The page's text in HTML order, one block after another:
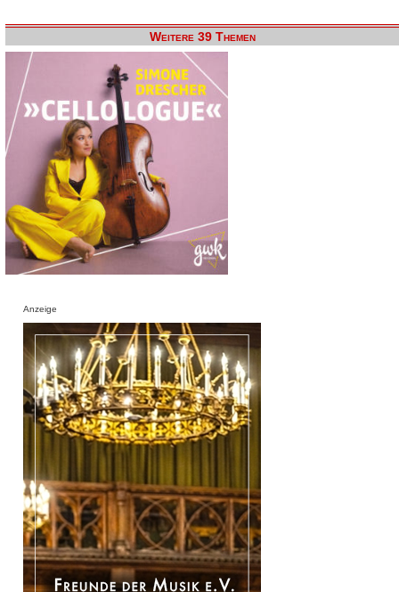
Weitere 39 Themen
Anzeige